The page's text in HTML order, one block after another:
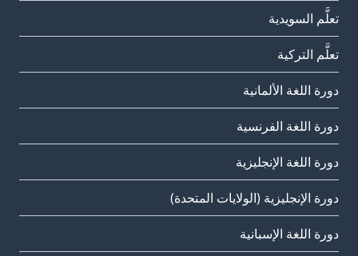
تعلَّم السويدية
تعلَّم التركية
دورة اللغة الألمانية
دورة اللغة الفرنسية
دورة اللغة الإنجليزية
دورة الإنجليزية (الولايات المتحدة)
دورة اللغة الإسبانية